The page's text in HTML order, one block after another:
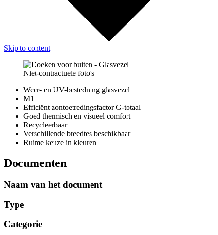
Skip to content
Niet-contractuele foto's
Weer- en UV-bestedning glasvezel
M1
Efficiënt zontoetredingsfactor G-totaal
Goed thermisch en visueel comfort
Recycleerbaar
Verschillende breedtes beschikbaar
Ruime keuze in kleuren
Documenten
Naam van het document
Type
Categorie